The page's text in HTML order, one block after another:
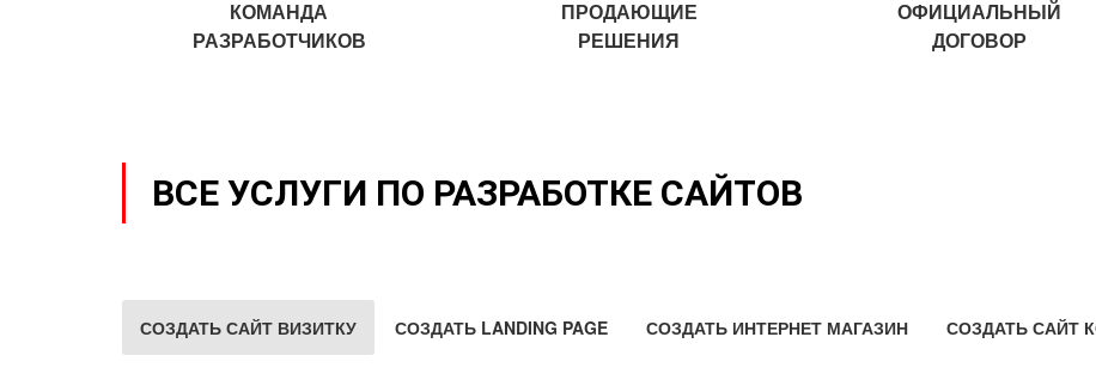
КОМАНДА
РАЗРАБОТЧИКОВ
ПРОДАЮЩИЕ
РЕШЕНИЯ
ОФИЦИАЛЬНЫЙ
ДОГОВОР
ВСЕ УСЛУГИ ПО РАЗРАБОТКЕ САЙТОВ
СОЗДАТЬ САЙТ ВИЗИТКУ СОЗДАТЬ LANDING PAGE СОЗДАТЬ ИНТЕРНЕТ МАГАЗИН СОЗДАТЬ САЙТ